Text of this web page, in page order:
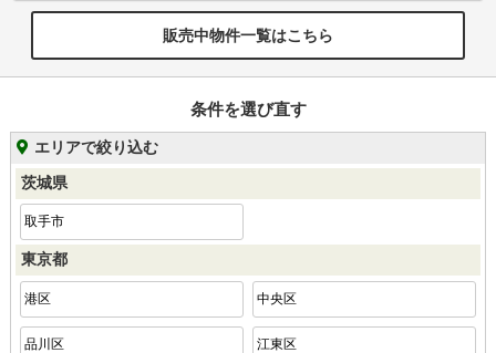
販売中物件一覧はこちら
条件を選び直す
エリアで絞り込む
茨城県
取手市
東京都
港区 中央区
品川区 江東区